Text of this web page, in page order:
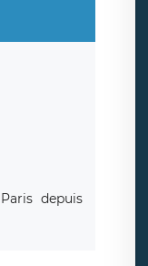
depuis